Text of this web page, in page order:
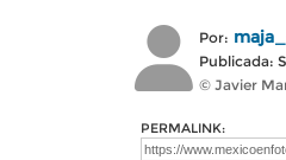
Por:
Publicada:
© Javier
PERMALINK: